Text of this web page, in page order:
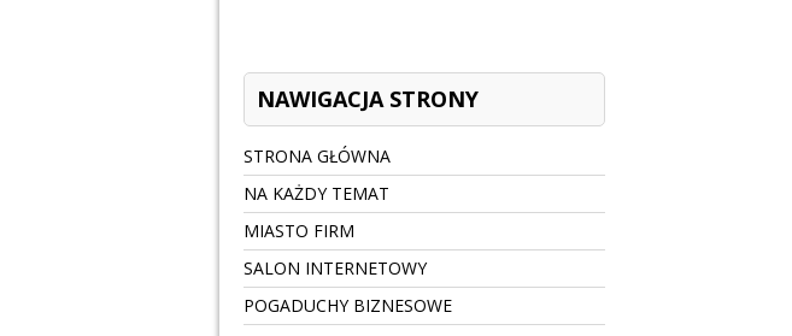
NAWIGACJA STRONY
STRONA GŁÓWNA
NA KAŻDY TEMAT
MIASTO FIRM
SALON INTERNETOWY
POGADUCHY BIZNESOWE